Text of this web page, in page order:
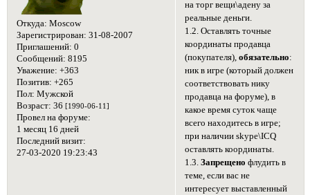
Откуда: Moscow
Зарегистрирован: 31-08-2007
Приглашений: 0
Сообщений: 8195
Уважение: +363
Позитив: +265
Пол: Мужской
Возраст: 36 [1990-06-11]
Провел на форуме:
1 месяц 16 дней
Последний визит:
27-03-2020 19:23:43
на торг вещи\адену за
реальные деньги.
1.2. Оставлять точные
координаты продавца
(покупателя),обязательно:
ник в игре (который должен
соответствовать нику
продавца на форуме), в
какое время суток чаще
всего находитесь в игре;
при наличии skype\ICQ
оставлять координаты.
1.3.Запрещено флудить в
теме, если вас не
интересует выставленный